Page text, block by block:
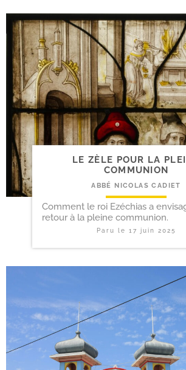
LE ZÈLE POUR LA
COMMUNION
ABBÉ NICOLAS CADIET
Comment le roi Ezéchias a
retour à la pleine communion.
Paru le 17 juin 2025